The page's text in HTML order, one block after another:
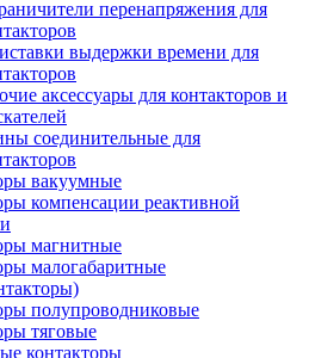
перенапряжения для
выдержки времени для
аксессуары для контакторов и
соединительные для
вакуумные
компенсации реактивной
магнитные
малогабаритные
полупроводниковые
тяговые
контакторы